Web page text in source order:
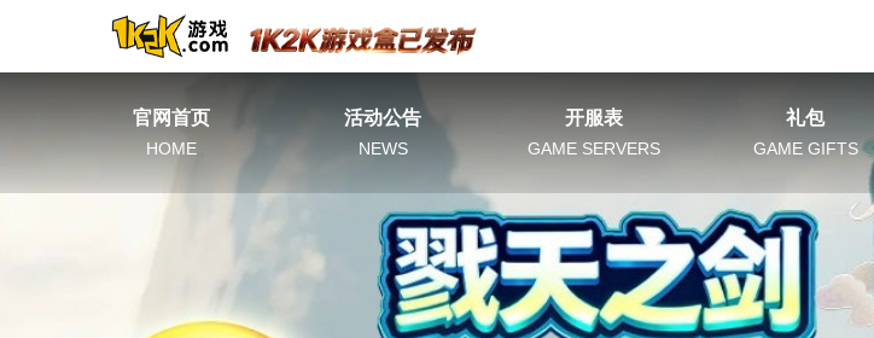
官网首页
HOME
活动公告
NEWS
开服表
GAME SERVERS
礼包
GAME GIFTS